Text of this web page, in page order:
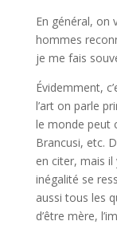
En général, on
hommes
je me fais
Évidemment,
l’art on parle
le monde peut
Brancusi, etc.
en citer, mais
inégalité se
aussi tous les
d’être mère,